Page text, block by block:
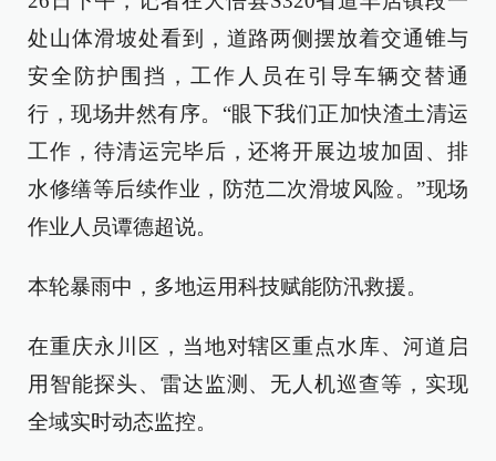
处山体滑坡处看到，道路两侧摆放着交通锥与
安全防护围挡，工作人员在引导车辆交替通
行，现场井然有序。“眼下我们正加快渣土清运
工作，待清运完毕后，还将开展边坡加固、排
水修缮等后续作业，防范二次滑坡风险。”现场
作业人员谭德超说。
本轮暴雨中，多地运用科技赋能防汛救援。
在重庆永川区，当地对辖区重点水库、河道启
用智能探头、雷达监测、无人机巡查等，实现
全域实时动态监控。